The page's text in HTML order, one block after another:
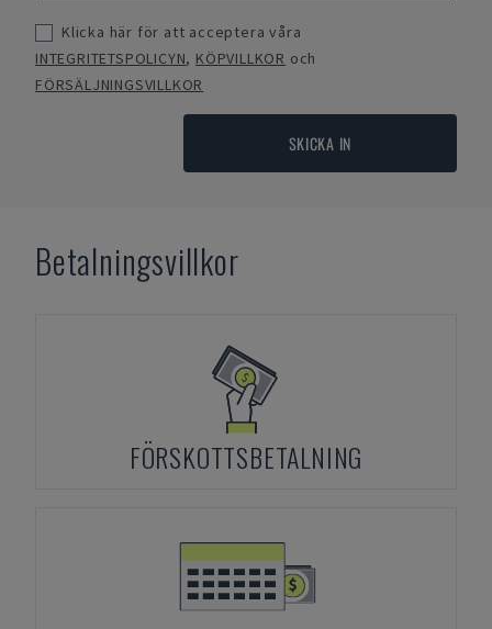
Klicka här för att acceptera våra
INTEGRITETSPOLICYN, KÖPVILLKOR och
FÖRSÄLJNINGSVILLKOR
SKICKA IN
Betalningsvillkor
FÖRSKOTTSBETALNING